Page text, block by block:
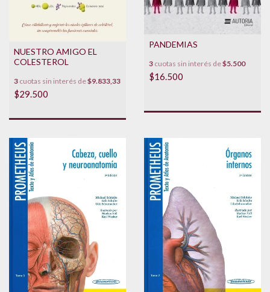
NUESTRO AMIGO EL
COLESTEROL
3 cuotas sin interés de$9.833,33
$29.500
PANDEMIAS
3 cuotas sin interés de$5.500
$16.500